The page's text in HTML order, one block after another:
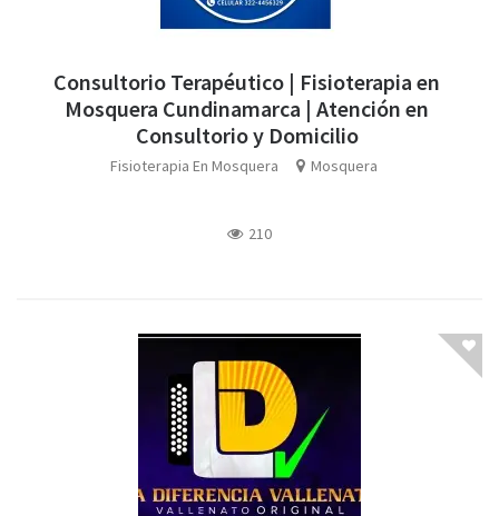
Consultorio Terapéutico | Fisioterapia en
Mosquera Cundinamarca | Atención en
Consultorio y Domicilio
Fisioterapia En Mosquera Mosquera
210